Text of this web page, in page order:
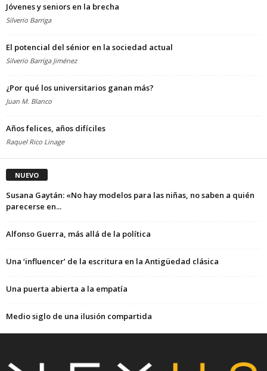
Jóvenes y seniors en la brecha
Silverio Barriga
El potencial del sénior en la sociedad actual
Silverio Barriga Jiménez
¿Por qué los universitarios ganan más?
Juan M. Blanco
Años felices, años difíciles
Raquel Rico Linage
NUEVO
Susana Gaytán: «No hay modelos para las niñas, no saben a quién
parecerse en...
Alfonso Guerra, más allá de la política
Una ‘influencer’ de la escritura en la Antigüedad clásica
Una puerta abierta a la empatía
Medio siglo de una ilusión compartida